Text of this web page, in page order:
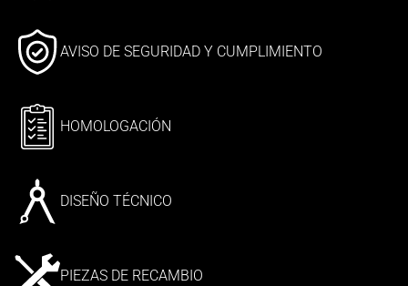
AVISO DE SEGURIDAD Y CUMPLIMIENTO
HOMOLOGACIÓN
DISEÑO TÉCNICO
PIEZAS DE RECAMBIO